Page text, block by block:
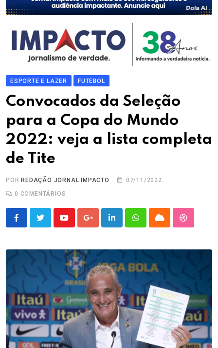
ESPORTE E LAZER FUTEBOL
Convocados da Seleção
para a Copa do Mundo
2022: veja a lista completa
de Tite
POR REDAÇÃO JORNAL IMPACTO
07/11/2022
0 COMENTÁRIOS
YoutubeGoogle+LinkedInWhatsappCloud